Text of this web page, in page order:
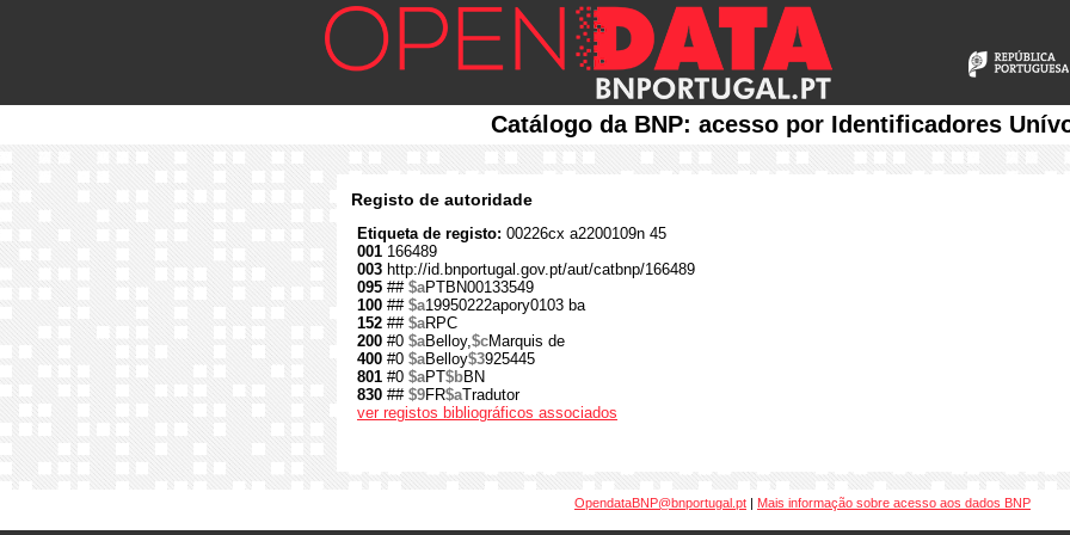
Catálogo da BNP: acesso por Identificadores
Registo de autoridade
Etiqueta de registo: 00226cx a2200109n 45
001 166489
003 http://id.bnportugal.gov.pt/aut/catbnp/166489
095 ## $aPTBN00133549
100 ## $a19950222apory0103 ba
152 ## $aRPC
200 #0 $aBelloy,$cMarquis de
400 #0 $aBelloy$3925445
801 #0 $aPT$bBN
830 ## $9FR$aTradutor
ver registos bibliográficos associados
OpendataBNP@bnportugal.pt | Mais informação sobre acesso aos dados BNP